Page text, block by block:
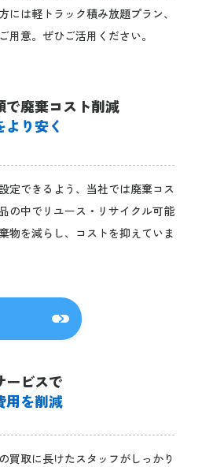
には軽トラック積み放題プラン、
用意。ぜひご活用ください。
で廃棄コスト削減
より安く
定できるよう、当社では廃棄コス
の中でリユース・リサイクル可能
物を減らし、コストを抑えていま
ービスで
用を削減
買取に長けたスタッフがしっかり